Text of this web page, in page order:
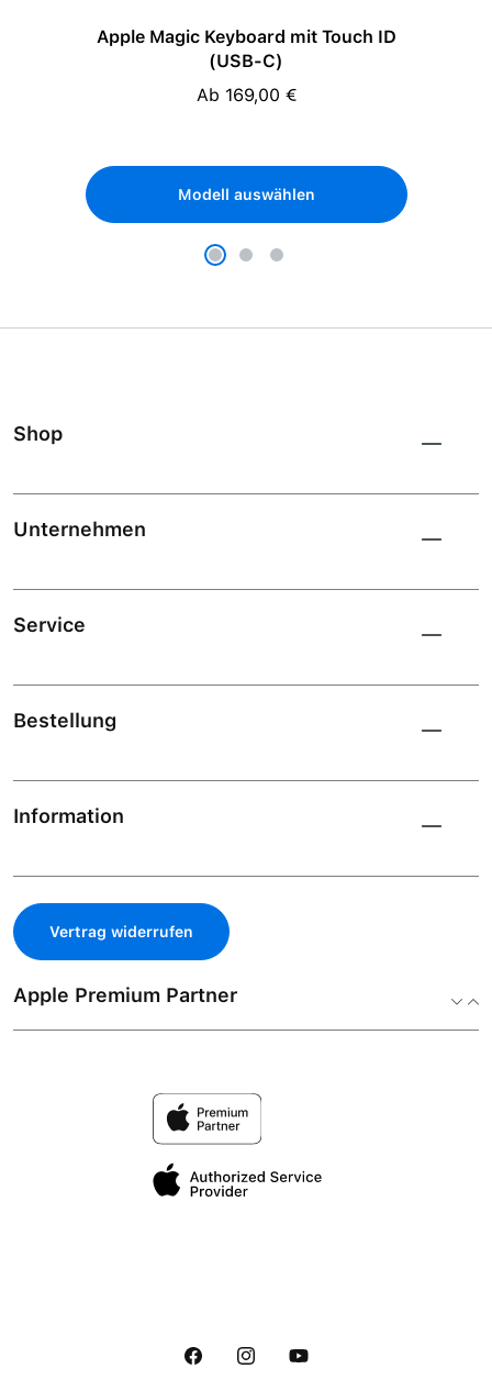
Apple Magic Keyboard mit Touch ID
(USB-C)
Regulärer Preis:
Ab 169,00 €
Modell auswählen
Shop
Unternehmen
Service
Bestellung
Information
Vertrag widerrufen
Apple Premium Partner